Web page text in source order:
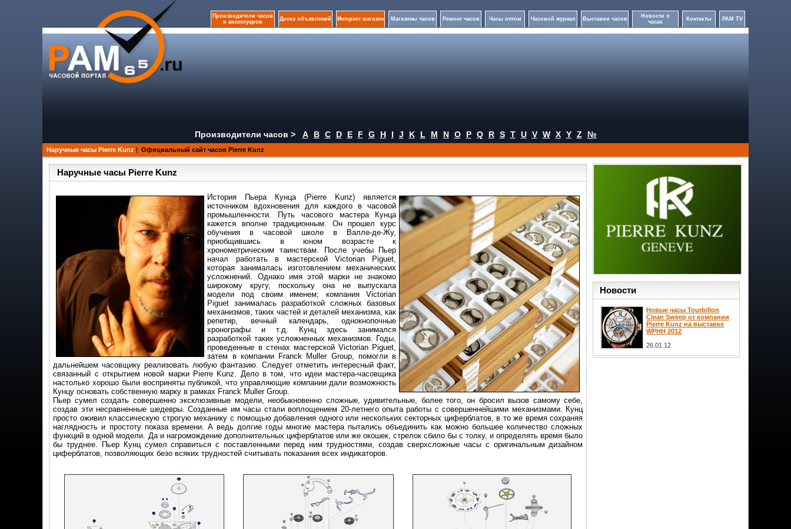
Производители часов
и аксессуаров
Доска объявлений Интернет магазин Магазины часов Ремонт часов Часы оптом Часовой журнал Выставки часов
Новости о
часах
Контакты PAM TV
Производители часов > A B C D E F G H I J K L M N O P Q R S T U V W X Y Z №
Наручные часы Pierre Kunz | Официальный сайт часов Pierre Kunz
Наручные часы Pierre Kunz
История Пьера Кунца (Pierre Kunz) является
источником вдохновения для каждого в часовой
промышленности. Путь часового мастера Кунца
кажется вполне традиционным. Он прошел курс
обучения в часовой школе в Валле-де-Жу,
приобщившись в юном возрасте к
хронометрическим таинствам. После учебы Пьер
начал работать в мастерской Victorian Piguet,
которая занималась изготовлением механических
усложнений. Однако имя этой марки не знакомо
широкому кругу, поскольку она не выпускала
модели под своим именем; компания Victorian
Piguet занималась разработкой сложных базовых
механизмов, таких частей и деталей механизма, как
репетир, вечный календарь, однокнопочные
хронографы и т.д. Кунц здесь занимался
разработкой таких усложненных механизмов. Годы,
проведенные в стенах мастерской Victorian Piguet,
затем в компании Franck Muller Group, помогли в
дальнейшем часовщику реализовать любую фантазию. Следует отметить интересный факт,
связанный с открытием новой марки Pierre Kunz. Дело в том, что идеи мастера-часовщика
настолько хорошо были восприняты публикой, что управляющие компании дали возможность
Кунцу основать собственную марку в рамках Franck Muller Group.
Пьер сумел создать совершенно эксклюзивные модели, необыкновенно сложные, удивительные, более того, он бросил вызов самому себе,
создав эти несравненные шедевры. Созданные им часы стали воплощением 20-летнего опыта работы с совершеннейшими механизмами. Кунц
просто оживил классическую строгую механику с помощью добавления одного или нескольких секторных циферблатов, в то же время сохраняя
наглядность и простоту показа времени. А ведь долгие годы многие мастера пытались объединить как можно большее количество сложных
функций в одной модели. Да и нагромождение дополнительных циферблатов или же окошек, стрелок сбило бы с толку, и определять время было
бы труднее. Пьер Кунц сумел справиться с поставленными перед ним трудностями, создав сверхсложные часы с оригинальным дизайном
циферблатов, позволяющих безо всяких трудностей считывать показания всех индикаторов.
Новости
Новые часы Tourbillon
Clean Sweep от компании
Pierre Kunz на выставке
WPHH 2012
26.01.12